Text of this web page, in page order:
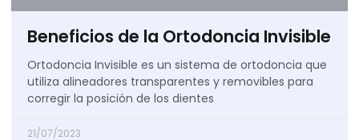
Beneficios de la Ortodoncia Invisible
Ortodoncia Invisible es un sistema de ortodoncia que
utiliza alineadores transparentes y removibles para
corregir la posición de los dientes
21/07/2023